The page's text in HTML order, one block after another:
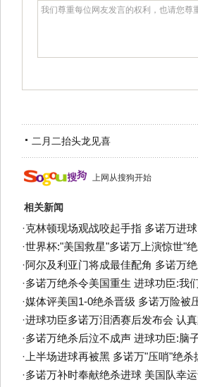
二月二抬头龙见喜
上网从搜狗开始
相关新闻
·克林顿现场观战咬起手指 多诺万进
·世界杯:"美国救星"多诺万上演惊世"
·阿尔及利亚门将成最佳配角 多诺万
·多诺万绝杀令美国重生 进球功臣:我
·媒体评美国1-0绝杀晋级 多诺万险被
·进球功臣多诺万泪洒赛后发布会 认
·多诺万绝杀后泣不成声 进球功臣:脑
· 上半场进球再被黑 多诺万"压哨"绝杀
·多诺万补时奉献绝杀进球 美国队幸